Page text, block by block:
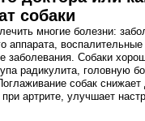
собаки
многие болезни:
аппарата,
заболевания. Собаки
радикулита, головную
собак
артрите, улучшает